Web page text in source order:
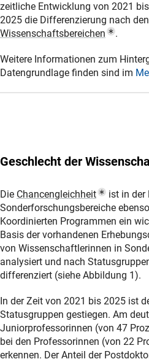
zeitliche Entwicklung von 2021
2025 die Differenzierung nach
Wissenschaftsbereichen (Popup
.
Weitere Informationen zum
Datengrundlage finden sind im
Geschlecht der
Die Chancengleichheit (Popup
ist in der
Sonderforschungsbereiche
Koordinierten Programmen ein
Basis der vorhandenen
von Wissenschaftlerinnen in
analysiert und nach
differenziert (siehe Abbildung 1).
In der Zeit von 2021 bis 2025 ist
Statusgruppen gestiegen. Am
Juniorprofessorinnen (von 47
bei den Professorinnen (von 22
erkennen. Der Anteil der